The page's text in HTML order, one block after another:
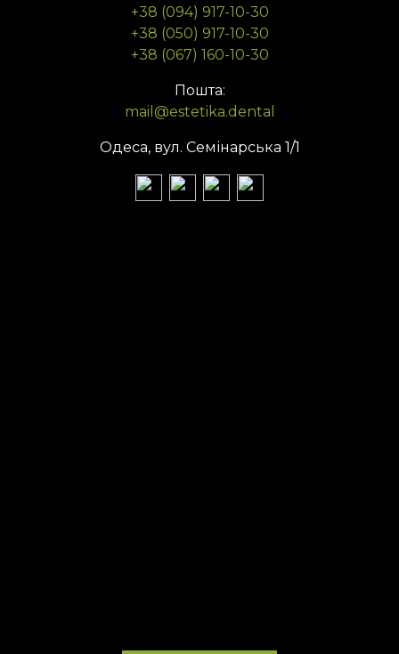
+38 (094) 917-10-30
+38 (050) 917-10-30
+38 (067) 160-10-30
Пошта:
mail@estetika.dental
Одеса, вул. Семінарська 1/1